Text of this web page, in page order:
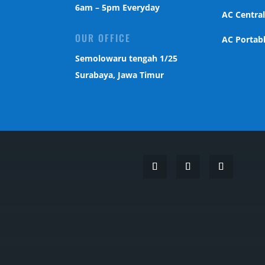
6am – 5pm Everyday
OUR OFFICE
Semolowaru tengah 1/25
Surabaya, Jawa Timur
AC Central
AC